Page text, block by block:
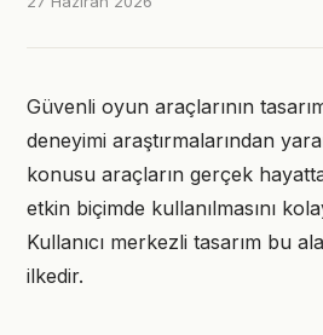
Güvenli oyun araçlarının
deneyimi araştırmalarından
konusu araçların gerçek
etkin biçimde kullanılmasını
Kullanıcı merkezli tasarım bu
ilkedir.